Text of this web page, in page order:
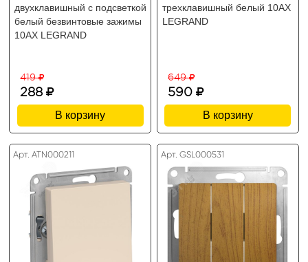
двухклавишный с подсветкой
белый безвинтовые зажимы
10АХ LEGRAND
419
288
В корзину
трехклавишный белый 10АХ
LEGRAND
649
590
В корзину
Арт. ATN000211 Арт. GSL000531